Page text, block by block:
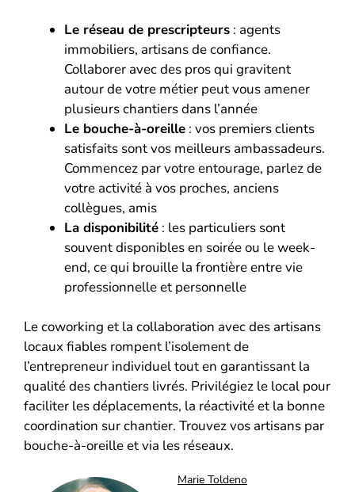
Le réseau de prescripteurs : agents
immobiliers, artisans de confiance.
Collaborer avec des pros qui gravitent
autour de votre métier peut vous amener
plusieurs chantiers dans l’année
Le bouche-à-oreille : vos premiers clients
satisfaits sont vos meilleurs ambassadeurs.
Commencez par votre entourage, parlez de
votre activité à vos proches, anciens
collègues, amis
La disponibilité : les particuliers sont
souvent disponibles en soirée ou le week-
end, ce qui brouille la frontière entre vie
professionnelle et personnelle
Le coworking et la collaboration avec des artisans
locaux fiables rompent l’isolement de
l’entrepreneur individuel tout en garantissant la
qualité des chantiers livrés. Privilégiez le local pour
faciliter les déplacements, la réactivité et la bonne
coordination sur chantier. Trouvez vos artisans par
bouche-à-oreille et via les réseaux.
Marie Toldeno